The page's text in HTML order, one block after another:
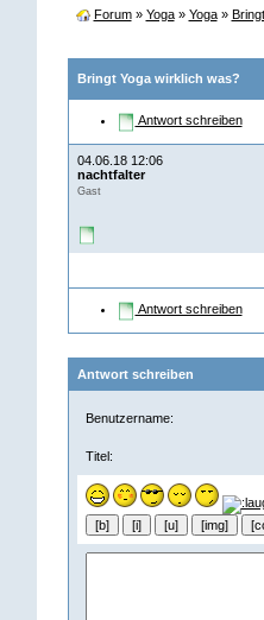
Forum» Yoga» Yoga»
Bringt Yoga wirklich was?
Antwort schreiben
04.06.18 12:06
nachtfalter
Gast
Antwort schreiben
Antwort schreiben
Benutzername:
Titel: